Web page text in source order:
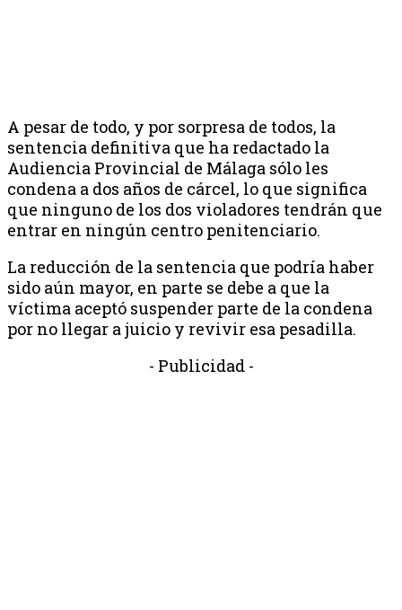
A pesar de todo, y por sorpresa de todos, la
sentencia definitiva que ha redactado la
Audiencia Provincial de Málaga sólo les
condena a dos años de cárcel, lo que significa
que ninguno de los dos violadores tendrán que
entrar en ningún centro penitenciario.
La reducción de la sentencia que podría haber
sido aún mayor, en parte se debe a que la
víctima aceptó suspender parte de la condena
por no llegar a juicio y revivir esa pesadilla.
- Publicidad -